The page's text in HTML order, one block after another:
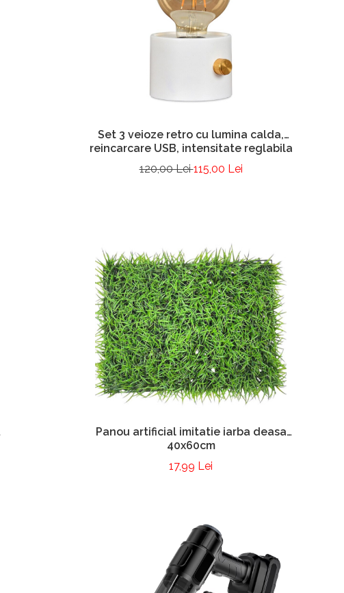
Set 3 veioze retro cu lumina calda,
reincarcare USB, intensitate reglabila
120,00 Lei115,00 Lei
Panou artificial imitatie iarba deasa
40x60cm
17,99 Lei